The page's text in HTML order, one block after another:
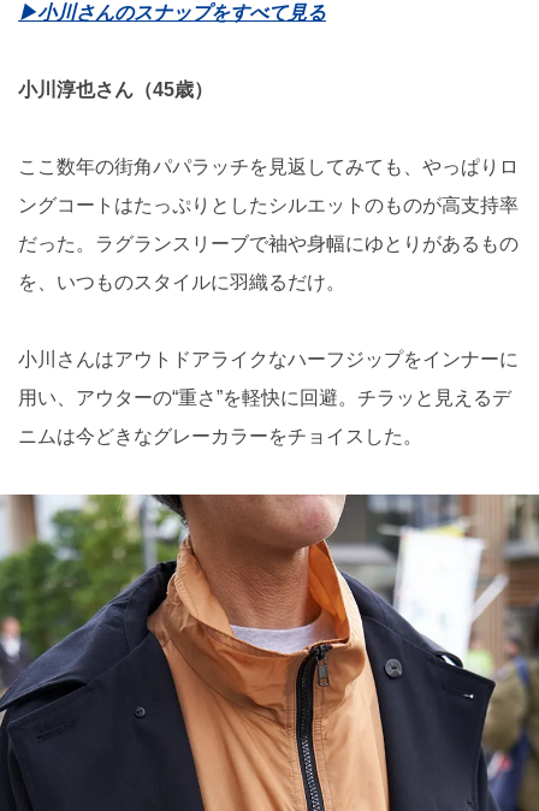
▶︎小川さんのスナップをすべて見る
小川淳也さん（45歳）
ここ数年の街角パパラッチを見返してみても、やっぱりロ
ングコートはたっぷりとしたシルエットのものが高支持率
だった。ラグランスリーブで袖や身幅にゆとりがあるもの
を、いつものスタイルに羽織るだけ。
小川さんはアウトドアライクなハーフジップをインナーに
用い、アウターの“重さ”を軽快に回避。チラッと見えるデ
ニムは今どきなグレーカラーをチョイスした。